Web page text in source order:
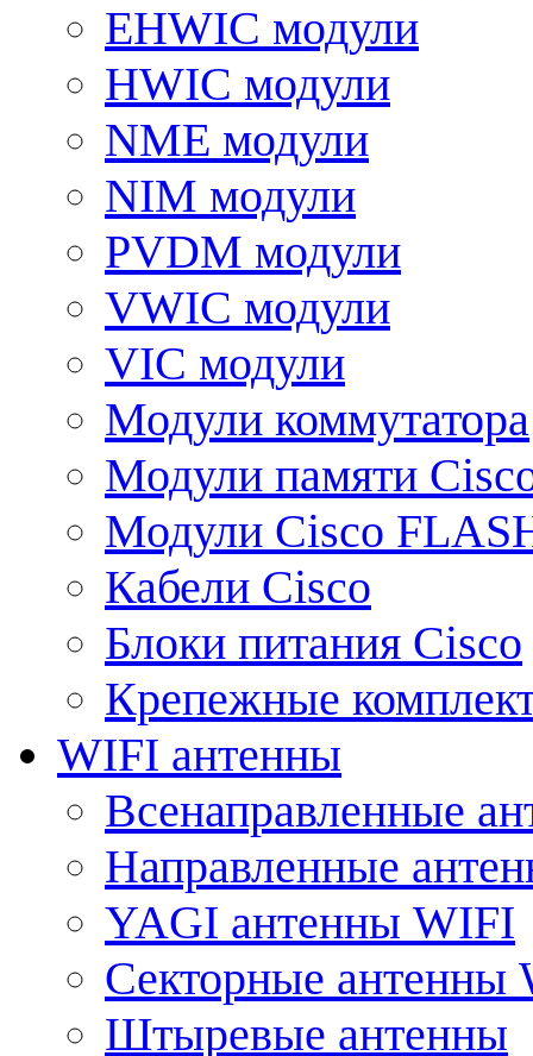
EHWIC модули
HWIC модули
NME модули
NIM модули
PVDM модули
VWIC модули
VIC модули
Модули коммутатора
Модули памяти
Модули Cisco
Кабели Cisco
Блоки питания Cisco
Крепежные
WIFI антенны
Всенаправленные
Направленные
YAGI антенны WIFI
Секторные антенны
Штыревые антенны